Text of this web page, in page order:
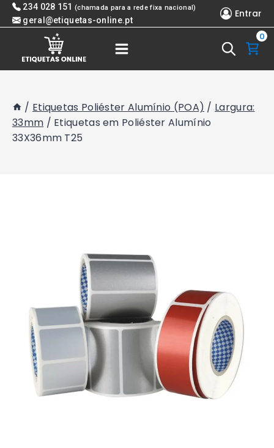
Skip 234 028 151 (chamada para a rede fixa nacional)
geral@etiquetas-online.pt
Entrar
0
/ Etiquetas Poliéster Alumínio (POA) / Largura:
33mm / Etiquetas em Poliéster Alumínio
33X36mm T25